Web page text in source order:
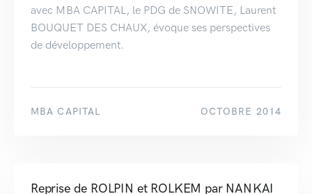
avec MBA CAPITAL, le PDG de SNOWITE, Laurent
BOUQUET DES CHAUX, évoque ses perspectives
de développement.
MBA CAPITAL OCTOBRE 2014
Reprise de ROLPIN et ROLKEM par NANKAI